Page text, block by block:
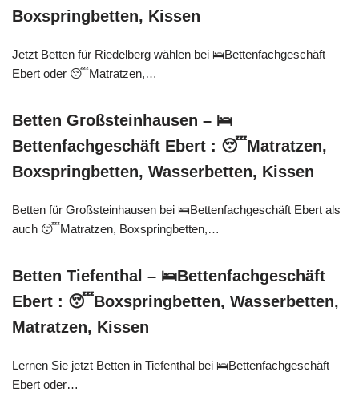
Boxspringbetten, Kissen
Jetzt Betten für Riedelberg wählen bei 🛌Bettenfachgeschäft
Ebert oder 😴Matratzen,…
Betten Großsteinhausen – 🛌
Bettenfachgeschäft Ebert : 😴Matratzen,
Boxspringbetten, Wasserbetten, Kissen
Betten für Großsteinhausen bei 🛌Bettenfachgeschäft Ebert als
auch 😴Matratzen, Boxspringbetten,…
Betten Tiefenthal – 🛌Bettenfachgeschäft
Ebert : 😴Boxspringbetten, Wasserbetten,
Matratzen, Kissen
Lernen Sie jetzt Betten in Tiefenthal bei 🛌Bettenfachgeschäft
Ebert oder…